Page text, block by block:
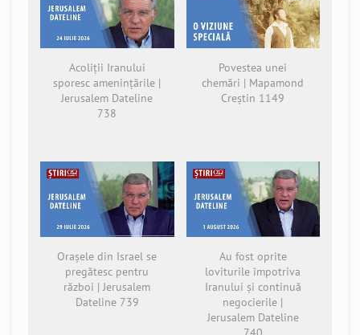
Acoliții Iranului
sporesc amenințările |
Jerusalem Dateline
738
Povestea unei
chemări | Mapamond
Creștin 1149
Orașele din Israel se
pregătesc pentru
război | Jerusalem
Dateline 739
Au fost oprite
loviturile împotriva
Iranului și continuă
negocierile |
Jerusalem Dateline